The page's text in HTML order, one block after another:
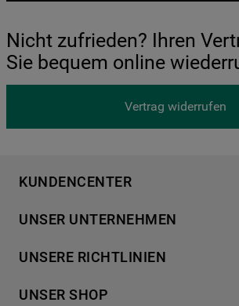
Nicht zufrieden? Ihren
Sie bequem online
Vertrag widerrufen
KUNDENCENTER
Händlersuche
Häufige Fragen
Kontakt
UNSER UNTERNEHMEN
Für Händler
Karriere
UNSERE RICHTLINIEN
Cookies
UNSER SHOP